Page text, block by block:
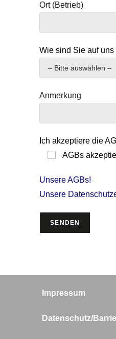
Ort (Betrieb)
Wie sind Sie auf
Anmerkung
Ich akzeptiere die
AGBs
Unsere AGBs!
Unsere
Impressum
Datenschutz/